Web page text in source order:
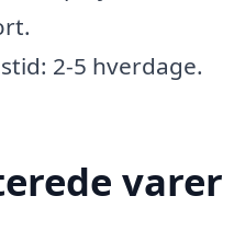
2-5 hverdage.
varer